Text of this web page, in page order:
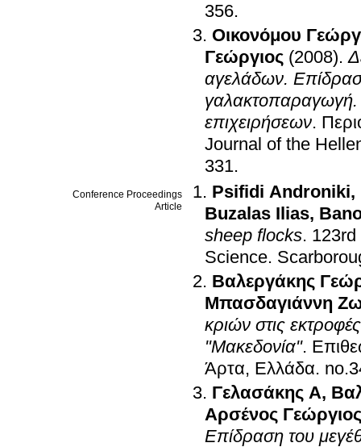
356.
Οικονόμου
Γεώργιος (2008).
αγελάδων.
γαλακτοπαραγωγή.
επιχειρήσεων.
Journal of the
331.
Conference Proceedings
Article
Psifidi Androniki,
Buzalas Ilias,
sheep flocks.
Science.
Βαλεργάκης
Μπασδαγιάννη
κριών στις
"Μακεδονία".
Άρτα, Ελλάδα.
Γελασάκης Α,
Αρσένος Γεώργιος
Επίδραση του